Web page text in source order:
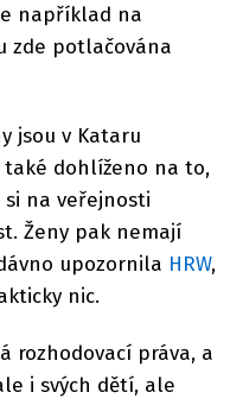
například na
zde potlačována
jsou v Kataru
také dohlíženo na to,
na veřejnosti
Ženy pak nemají
upozornila HRW,
nic.
rozhodovací práva, a
i svých dětí, ale